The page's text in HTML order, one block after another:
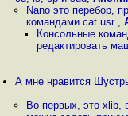
Nano это перебор,
командами cat usr ,
Консольные
редактировать
А мне нравится
Во-первых, это xlib,